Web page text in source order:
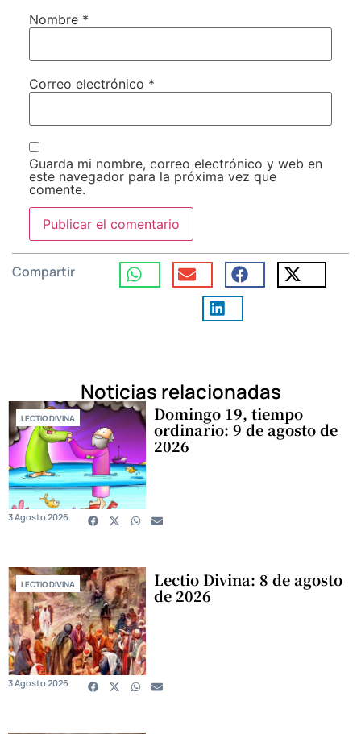
Nombre *
Correo electrónico *
Guarda mi nombre, correo electrónico y web en
este navegador para la próxima vez que
comente.
Compartir
Noticias relacionadas
LECTIO DIVINA Domingo 19, tiempo
ordinario: 9 de agosto de
2026
3 Agosto 2026
LECTIO DIVINA Lectio Divina: 8 de agosto
de 2026
3 Agosto 2026